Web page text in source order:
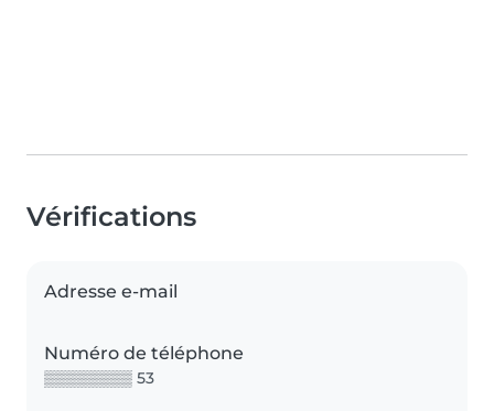
Vérifications
Adresse e-mail
Numéro de téléphone
▒▒▒▒▒▒▒▒ 53